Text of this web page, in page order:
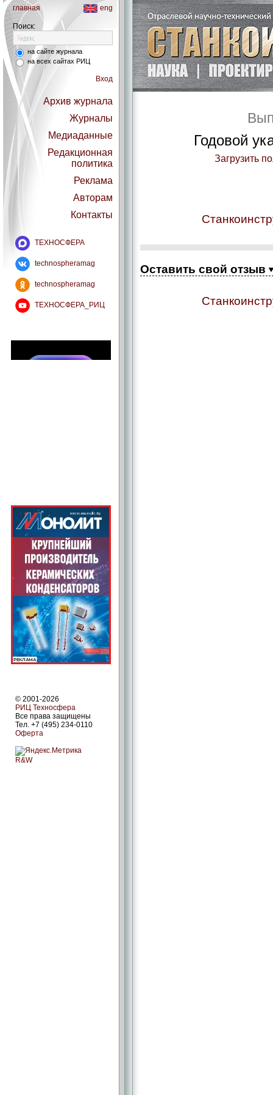
главная eng
Поиск:
на сайте журнала
на всех сайтах РИЦ
Вход
Архив журнала
Журналы
Медиаданные
Редакционная
политика
Реклама
Авторам
Контакты
ТЕХНОСФЕРА
technospheramag
technospheramag
ТЕХНОСФЕРА_РИЦ
© 2001-2026
РИЦ Техносфера
Все права защищены
Тел. +7 (495) 234-0110
Оферта
R&W
Годовой
Загрузить
Оставить свой отзыв